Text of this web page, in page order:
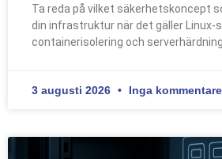
Ta reda på vilket säkerhetskoncept
din infrastruktur när det gäller Linux-
containerisolering och serverhärdning.
3 augusti 2026 Inga